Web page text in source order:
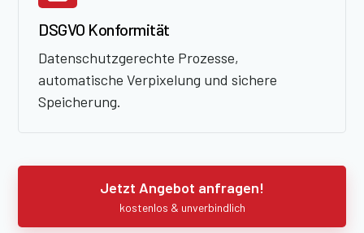
DSGVO Konformität
Datenschutzgerechte Prozesse,
automatische Verpixelung und sichere
Speicherung.
Jetzt Angebot anfragen!
kostenlos & unverbindlich